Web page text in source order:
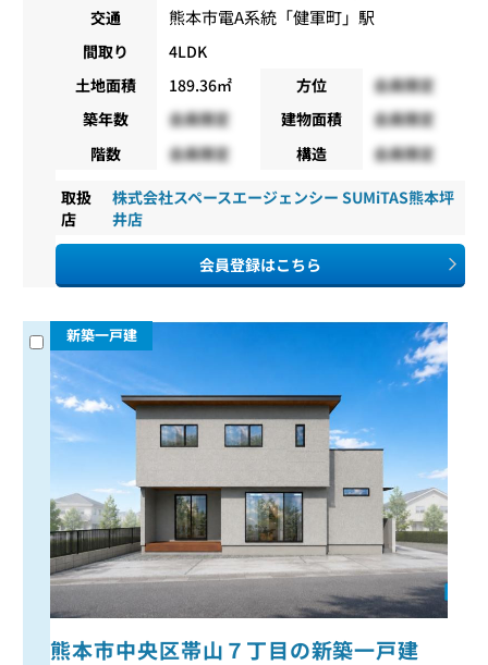
交通 熊本市電A系統「健軍町」駅
間取り
4LDK
土地面積
189.36㎡ 方位
会員限定
築年数
会員限定 建物面積
会員限定
階数
会員限定 構造 会員限定
取扱
店
株式会社スペースエージェンシー SUMiTAS熊本坪
井店
会員登録はこちら
新築一戸建
熊本市中央区帯山７丁目の新築一戸建